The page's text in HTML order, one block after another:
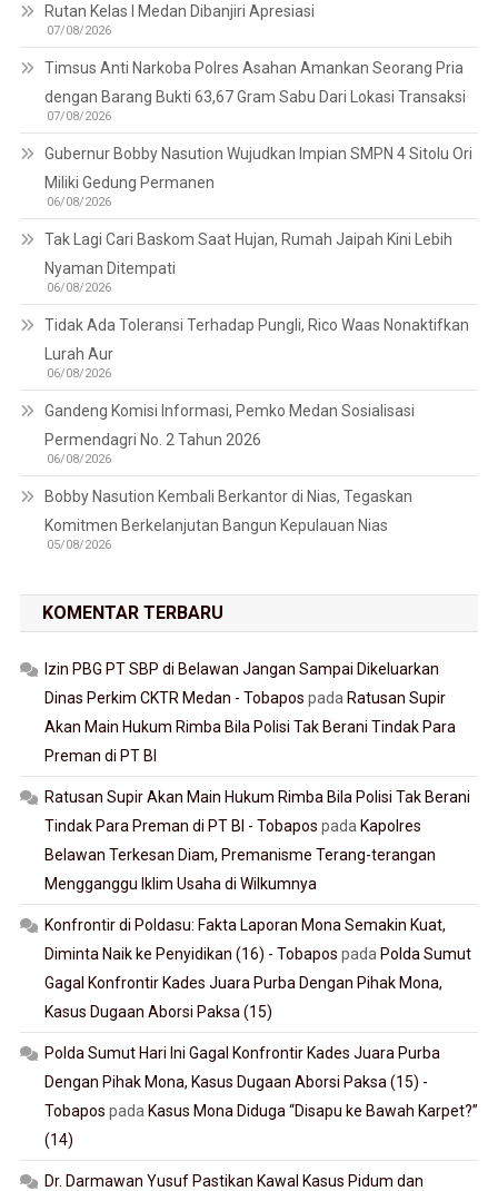
Rutan Kelas I Medan Dibanjiri Apresiasi
07/08/2026
Timsus Anti Narkoba Polres Asahan Amankan Seorang Pria
dengan Barang Bukti 63,67 Gram Sabu Dari Lokasi Transaksi
07/08/2026
Gubernur Bobby Nasution Wujudkan Impian SMPN 4 Sitolu Ori
Miliki Gedung Permanen
06/08/2026
Tak Lagi Cari Baskom Saat Hujan, Rumah Jaipah Kini Lebih
Nyaman Ditempati
06/08/2026
Tidak Ada Toleransi Terhadap Pungli, Rico Waas Nonaktifkan
Lurah Aur
06/08/2026
Gandeng Komisi Informasi, Pemko Medan Sosialisasi
Permendagri No. 2 Tahun 2026
06/08/2026
Bobby Nasution Kembali Berkantor di Nias, Tegaskan
Komitmen Berkelanjutan Bangun Kepulauan Nias
05/08/2026
KOMENTAR TERBARU
Izin PBG PT SBP di Belawan Jangan Sampai Dikeluarkan
Dinas Perkim CKTR Medan - Tobapos pada Ratusan Supir
Akan Main Hukum Rimba Bila Polisi Tak Berani Tindak Para
Preman di PT BI
Ratusan Supir Akan Main Hukum Rimba Bila Polisi Tak Berani
Tindak Para Preman di PT BI - Tobapos pada Kapolres
Belawan Terkesan Diam, Premanisme Terang-terangan
Mengganggu Iklim Usaha di Wilkumnya
Konfrontir di Poldasu: Fakta Laporan Mona Semakin Kuat,
Diminta Naik ke Penyidikan (16) - Tobapos pada Polda Sumut
Gagal Konfrontir Kades Juara Purba Dengan Pihak Mona,
Kasus Dugaan Aborsi Paksa (15)
Polda Sumut Hari Ini Gagal Konfrontir Kades Juara Purba
Dengan Pihak Mona, Kasus Dugaan Aborsi Paksa (15) -
Tobapos pada Kasus Mona Diduga “Disapu ke Bawah Karpet?”
(14)
Dr. Darmawan Yusuf Pastikan Kawal Kasus Pidum dan